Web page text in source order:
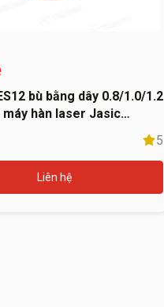
bù bằng dây 0.8/1.0/1.2
máy hàn laser Jasic
5
Liên hệ